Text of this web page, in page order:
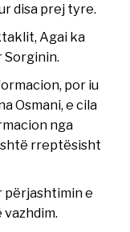
disa prej tyre.
Agai ka
Sorginin.
por iu
Osmani, e cila
nga
rreptësisht
përjashtimin e